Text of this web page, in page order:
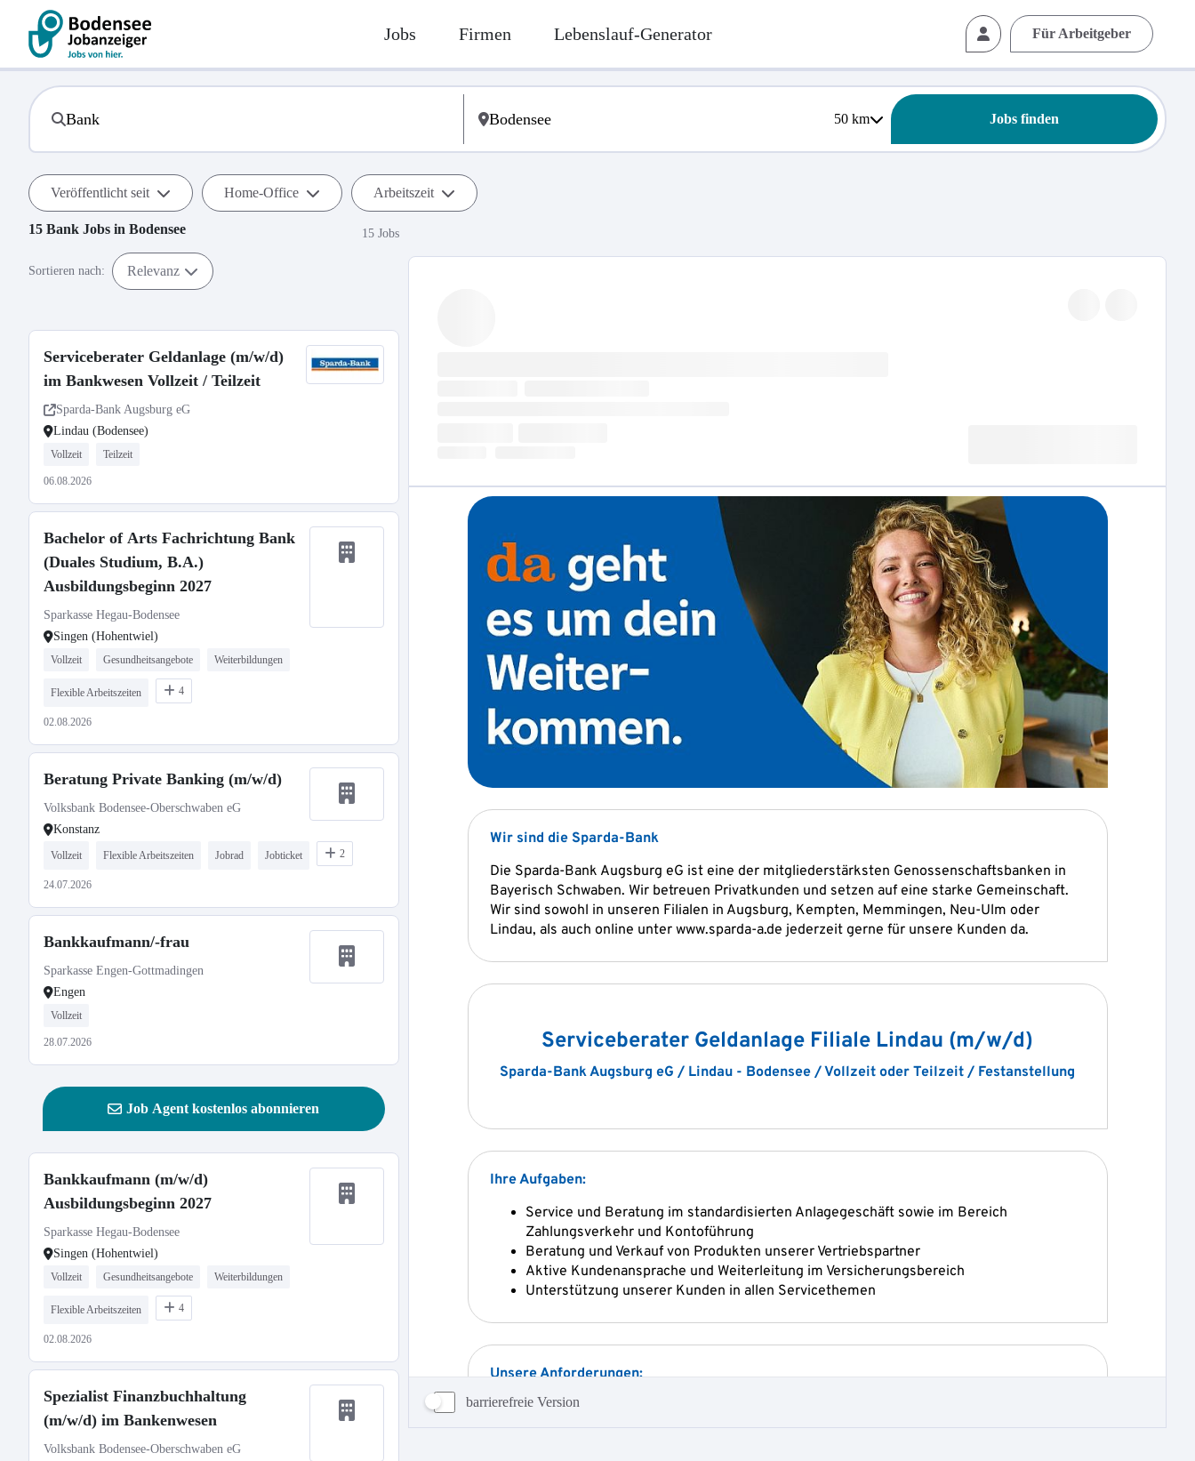
Jobs Firmen Lebenslauf-Generator Für Arbeitgeber
50km Jobs finden
Veröffentlicht seit Home-Office Arbeitszeit
15 Bank Jobs in Bodensee 15 Jobs
Sortieren nach: Relevanz
Serviceberater Geldanlage (m/w/d)
im Bankwesen Vollzeit / Teilzeit
Sparda-Bank Augsburg eG
Lindau (Bodensee)
Vollzeit Teilzeit
06.08.2026
Bachelor of Arts Fachrichtung Bank
(Duales Studium, B.A.)
Ausbildungsbeginn 2027
Sparkasse Hegau-Bodensee
Singen (Hohentwiel)
Vollzeit Gesundheitsangebote Weiterbildungen
Flexible Arbeitszeiten 4
02.08.2026
Beratung Private Banking (m/w/d)
Volksbank Bodensee-Oberschwaben eG
Konstanz
Vollzeit Flexible Arbeitszeiten Jobrad Jobticket 2
24.07.2026
Bankkaufmann/-frau
Sparkasse Engen-Gottmadingen
Engen
Vollzeit
28.07.2026
Job Agent kostenlos abonnieren
Bankkaufmann (m/w/d)
Ausbildungsbeginn 2027
Sparkasse Hegau-Bodensee
Singen (Hohentwiel)
Vollzeit Gesundheitsangebote Weiterbildungen
Flexible Arbeitszeiten 4
02.08.2026
Spezialist Finanzbuchhaltung
(m/w/d) im Bankenwesen
Volksbank Bodensee-Oberschwaben eG
barrierefreie Version